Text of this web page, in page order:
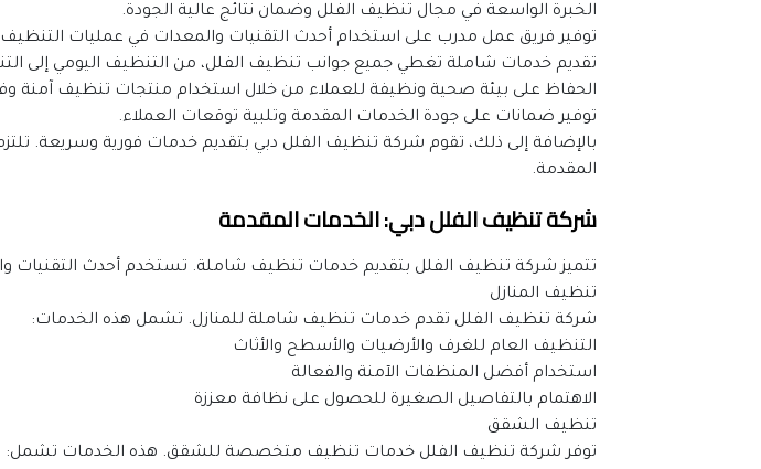
الخبرة الواسعة في مجال تنظيف الفلل وضمان نتائج عالية الجودة.
توفير فريق عمل مدرب على استخدام أحدث التقنيات والمعدات في عمليات
تقديم خدمات شاملة تغطي جميع جوانب تنظيف الفلل، من التنظيف اليومي إلى
الحفاظ على بيئة صحية ونظيفة للعملاء من خلال استخدام منتجات تنظيف آمنة
توفير ضمانات على جودة الخدمات المقدمة وتلبية توقعات العملاء.
المقدمة.
شركة تنظيف الفلل دبي: الخدمات المقدمة
تتميز شركة تنظيف الفلل بتقديم خدمات تنظيف شاملة. تستخدم أحدث التقنيات
تنظيف المنازل
شركة تنظيف الفلل تقدم خدمات تنظيف شاملة للمنازل. تشمل هذه الخدمات:
التنظيف العام للغرف والأرضيات والأسطح والأثاث
استخدام أفضل المنظفات الآمنة والفعالة
الاهتمام بالتفاصيل الصغيرة للحصول على نظافة معززة
تنظيف الشقق
توفر شركة تنظيف الفلل خدمات تنظيف متخصصة للشقق. هذه الخدمات تشمل: